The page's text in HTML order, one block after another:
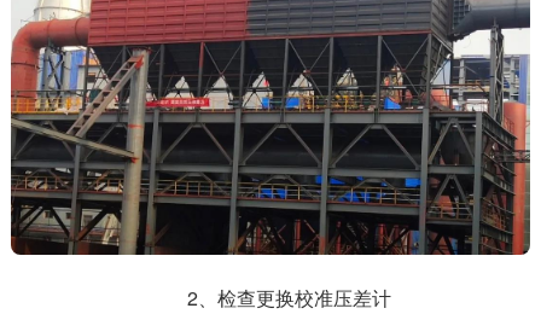
2、检查更换校准压差计